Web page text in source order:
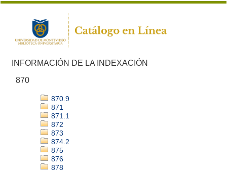
INFORMACIÓN DE LA INDEXACIÓN
870
870.9
871
871.1
872
873
874.2
875
876
878